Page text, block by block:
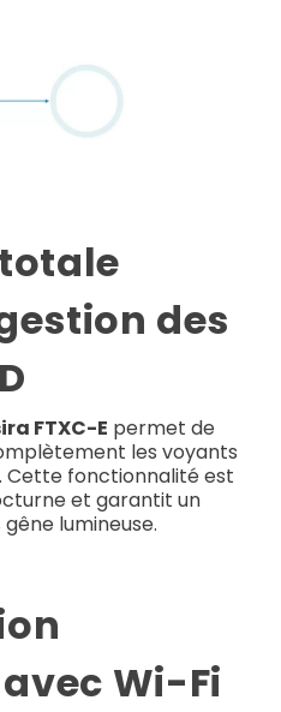
des
FTXC-E permet de
les voyants
Cette fonctionnalité est
et garantit un
gêne lumineuse.
Wi-Fi